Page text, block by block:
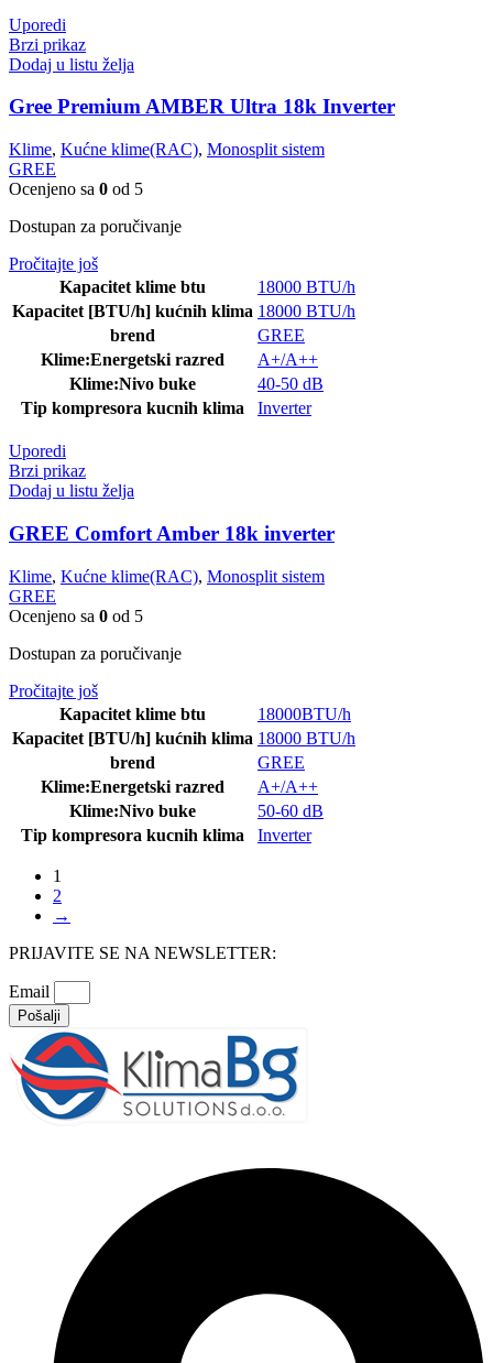
Uporedi
Brzi prikaz
Dodaj u listu želja
Gree Premium AMBER Ultra 18k Inverter
Klime, Kućne klime(RAC), Monosplit sistem
GREE
Ocenjeno sa 0 od 5
Dostupan za poručivanje
Pročitajte još
Kapacitet klime btu
18000 BTU/h
Kapacitet [BTU/h] kućnih klima 18000 BTU/h
brend
GREE
Klime:Energetski razred
A+/A++
Klime:Nivo buke
40-50 dB
Tip kompresora kucnih klima
Inverter
Uporedi
Brzi prikaz
Dodaj u listu želja
GREE Comfort Amber 18k inverter
Klime, Kućne klime(RAC), Monosplit sistem
GREE
Ocenjeno sa 0 od 5
Dostupan za poručivanje
Pročitajte još
Kapacitet klime btu
18000BTU/h
Kapacitet [BTU/h] kućnih klima 18000 BTU/h
brend
GREE
Klime:Energetski razred
A+/A++
Klime:Nivo buke
50-60 dB
Tip kompresora kucnih klima
Inverter
1
2
→
PRIJAVITE SE NA NEWSLETTER:
Email
Pošalji